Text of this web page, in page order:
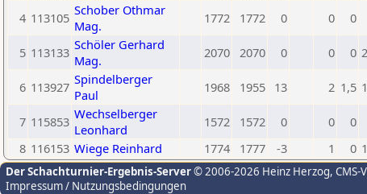
4 113105 Schober Othmar
Mag.
1772 1772 0 0 0
5 113133 Schöler Gerhard
Mag.
2070 2070 0 0 0
6 113927 Spindelberger
Paul
1968 1955 13 2 1,5
7 115853 Wechselberger
Leonhard
1572 1572 0 0 0
8 116153 Wiege Reinhard 1774 1777 -3 1 0
Der Schachturnier-Ergebnis-Server© 2006-2026 Heinz Herzog,
Impressum / Nutzungsbedingungen